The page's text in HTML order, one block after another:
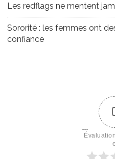
Les redflags ne mentent
Sororité : les femmes ont
confiance
e